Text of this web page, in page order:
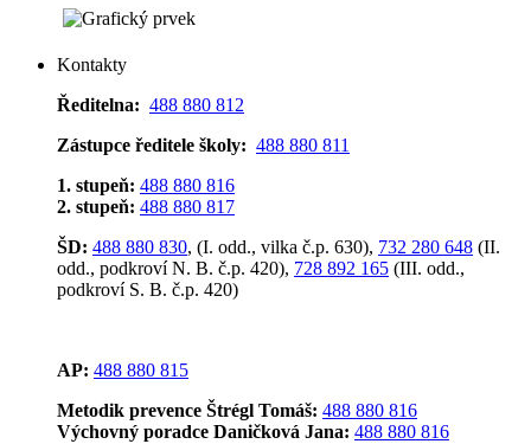
Kontakty
Ředitelna: 488 880 812
Zástupce ředitele školy: 488 880 811
1. stupeň: 488 880 816
2. stupeň: 488 880 817
ŠD: 488 880 830, (I. odd., vilka č.p. 630), 732 280 648 (II.
odd., podkroví N. B. č.p. 420), 728 892 165 (III. odd.,
podkroví S. B. č.p. 420)
AP: 488 880 815
Metodik prevence Štrégl Tomáš: 488 880 816
Výchovný poradce Daničková Jana: 488 880 816